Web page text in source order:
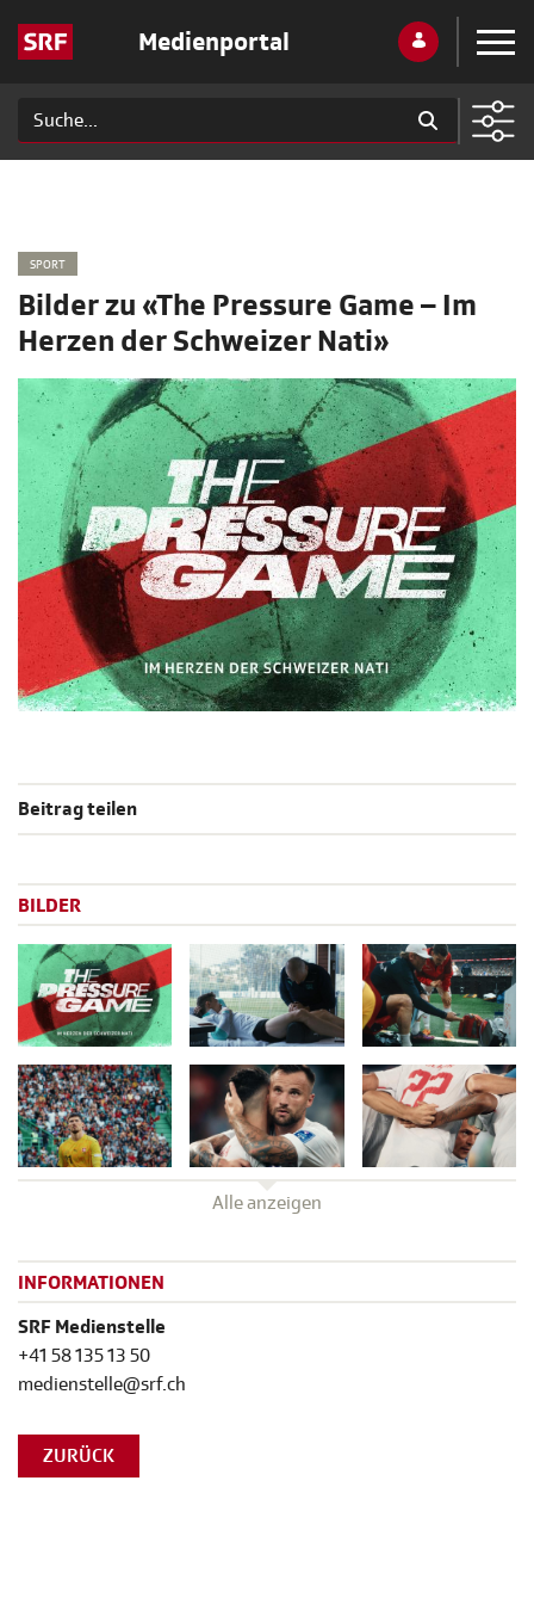
Medienportal
SPORT
Bilder zu «The Pressure Game – Im
Herzen der Schweizer Nati»
Beitrag teilen
BILDER
Alle anzeigen
INFORMATIONEN
SRF Medienstelle
+41 58 135 13 50
medienstelle@srf.ch
ZURÜCK